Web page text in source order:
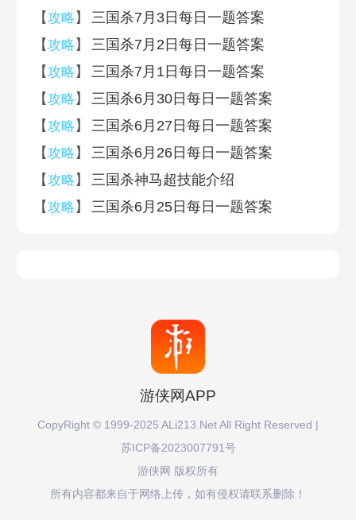
【攻略 】
三国杀7月3日每日一题答案
【攻略 】
三国杀7月2日每日一题答案
【攻略 】
三国杀7月1日每日一题答案
【攻略 】
三国杀6月30日每日一题答案
【攻略 】
三国杀6月27日每日一题答案
【攻略 】
三国杀6月26日每日一题答案
【攻略 】
三国杀神马超技能介绍
【攻略 】 三国杀6月25日每日一题答案
游侠网APP
CopyRight © 1999-2025 ALi213.Net All Right Reserved |
苏ICP备2023007791号
游侠网 版权所有
所有内容都来自于网络上传，如有侵权请联系删除！